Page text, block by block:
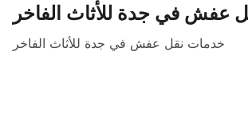
عفش في جدة للأثاث الفاخر
خدمات نقل عفش في جدة للأثاث الفاخر